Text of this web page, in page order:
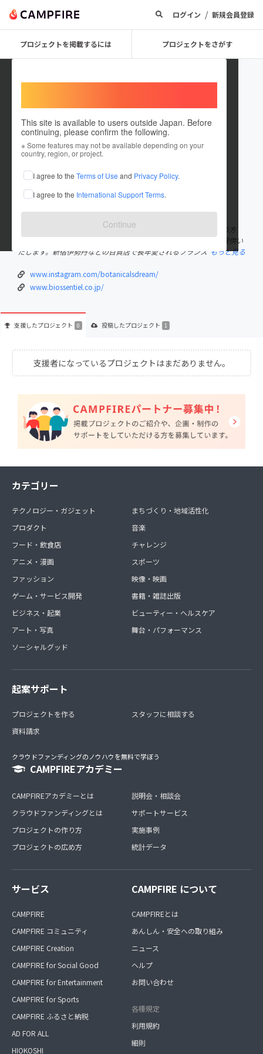
ログイン / 新規会員登録
プロジェクトを掲載するには プロジェクトをさがす
This site is available to users outside Japan. Before
continuing, please confirm the following.
※ Some features may not be available depending on your
country, region, or project.
I agree to the Terms of Use and Privacy Policy.
I agree to the International Support Terms.
Continue
bota_2023
これまでに1件のプロジェクトを投稿しています
在住国：日本 現在地：未設定
出身国：日本 出身地：未設定
疲れが取れない、朝すっきり起きられないなどのお悩みをお持ちの方
に、最適な環境で、睡眠の質に向き合ったドライヘッドスパをご提供い
たします。新宿伊勢丹などの百貨店で長年愛されるフランス もっと見る
www.instagram.com/botanicalsdream/
www.biossentiel.co.jp/
支援したプロジェクト 0 投稿したプロジェクト 1
支援者になっているプロジェクトはまだありません。
カテゴリー
テクノロジー・ガジェット
プロダクト
フード・飲食店
アニメ・漫画
ファッション
ゲーム・サービス開発
ビジネス・起業
アート・写真
ソーシャルグッド
まちづくり・地域活性化
音楽
チャレンジ
スポーツ
映像・映画
書籍・雑誌出版
ビューティー・ヘルスケア
舞台・パフォーマンス
起案サポート
プロジェクトを作る
資料請求
スタッフに相談する
クラウドファンディングのノウハウを無料で学ぼう
CAMPFIREアカデミー
CAMPFIREアカデミーとは
クラウドファンディングとは
プロジェクトの作り方
プロジェクトの広め方
説明会・相談会
サポートサービス
実施事例
統計データ
サービス
CAMPFIRE
CAMPFIRE コミュニティ
CAMPFIRE Creation
CAMPFIRE for Social Good
CAMPFIRE for Entertainment
CAMPFIRE for Sports
CAMPFIRE ふるさと納税
AD FOR ALL
HIOKOSHI
CAMPFIRE について
CAMPFIREとは
あんしん・安全への取り組み
ニュース
ヘルプ
お問い合わせ
各種規定
利用規約
細則